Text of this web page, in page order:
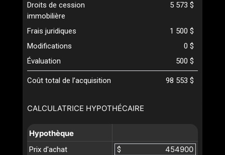
CALCULATRICE HYPOTHÉCAIRE
Hypothèque
Prix d'achat
$
Droits de cession
immobilière
5 573 $
Frais juridiques
1 500 $
Modifications
0 $
Évaluation
500 $
Coût total de l’acquisition 98 553 $